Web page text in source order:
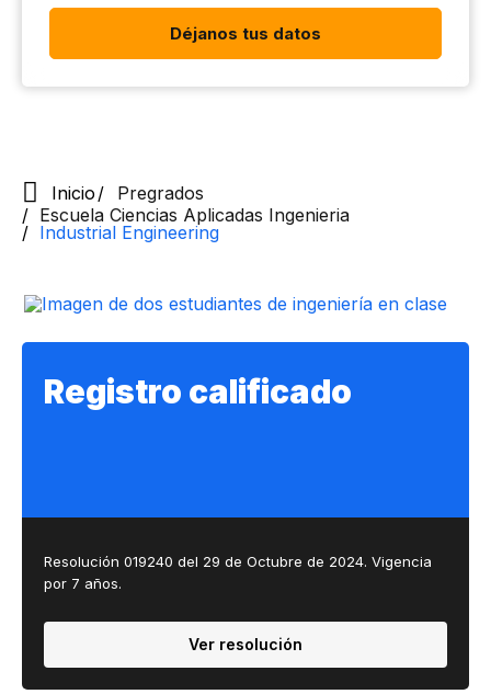
Déjanos tus datos
Inicio
Pregrados
Escuela Ciencias Aplicadas Ingenieria
Industrial Engineering
Registro calificado
Resolución 019240 del 29 de Octubre de 2024. Vigencia
por 7 años.
Ver resolución